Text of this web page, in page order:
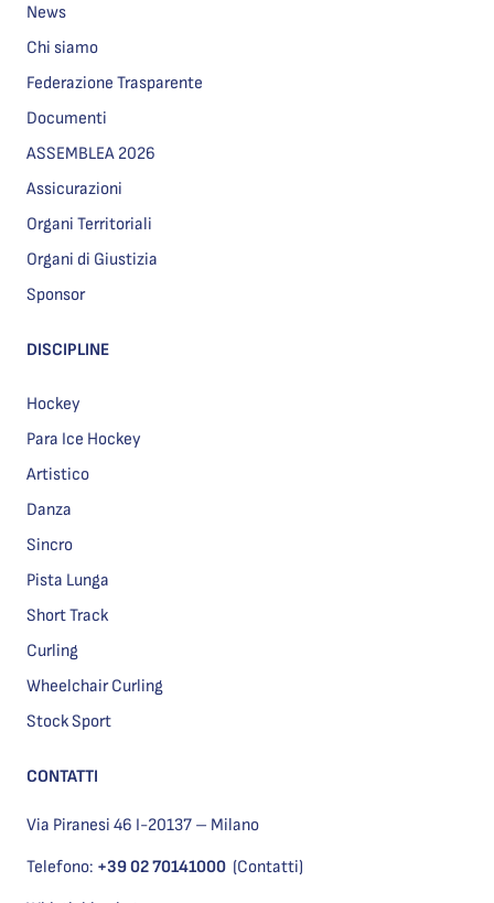
News
Chi siamo
Federazione Trasparente
Documenti
ASSEMBLEA 2026
Assicurazioni
Organi Territoriali
Organi di Giustizia
Sponsor
DISCIPLINE
Hockey
Para Ice Hockey
Artistico
Danza
Sincro
Pista Lunga
Short Track
Curling
Wheelchair Curling
Stock Sport
CONTATTI
Via Piranesi 46 I-20137 – Milano
Telefono: +39 02 70141000 (Contatti)